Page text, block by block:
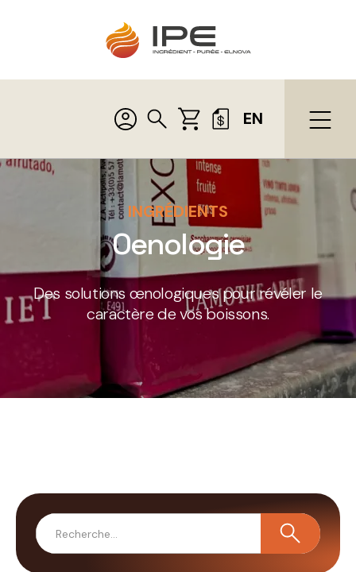
EN
INGRÉDIENTS
Oenologie
Des solutions œnologiques pour révéler le
caractère de vos boissons.